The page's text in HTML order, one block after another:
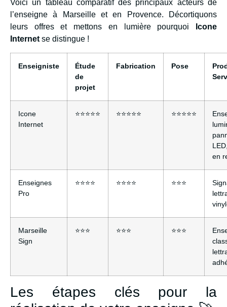
Voici un tableau comparatif des principaux acteurs de
l’enseigne à Marseille et en Provence. Décortiquons
leurs offres et mettons en lumière pourquoi
Icone
Internet se distingue !
Enseigniste
Étude
de
projet
Fabrication Pose
Icone
Internet
⭐⭐⭐⭐⭐ ⭐⭐⭐⭐⭐ ⭐⭐⭐⭐⭐
en
Enseignes
Pro
⭐⭐⭐⭐ ⭐⭐⭐⭐ ⭐⭐⭐
Marseille
Sign
⭐⭐⭐ ⭐⭐⭐ ⭐⭐⭐
Les étapes clés pour la